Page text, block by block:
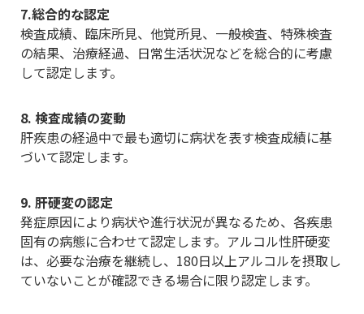
7.総合的な認定
検査成績、臨床所見、他覚所見、一般検査、特殊検査
の結果、治療経過、日常生活状況などを総合的に考慮
して認定します。
8. 検査成績の変動
肝疾患の経過中で最も適切に病状を表す検査成績に基
づいて認定します。
9. 肝硬変の認定
発症原因により病状や進行状況が異なるため、各疾患
固有の病態に合わせて認定します。アルコル性肝硬変
は、必要な治療を継続し、180日以上アルコルを摂取し
ていないことが確認できる場合に限り認定します。